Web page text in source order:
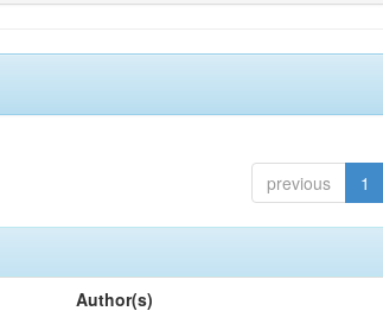
previous 1
Author(s)